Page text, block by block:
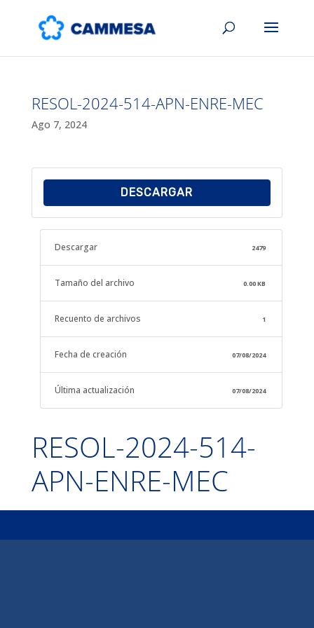
RESOL-2024-514-APN-ENRE-MEC
Ago 7, 2024
DESCARGAR
Descargar 2479
Tamaño del archivo 0.00 KB
Recuento de archivos 1
Fecha de creación 07/08/2024
Última actualización 07/08/2024
RESOL-2024-514-
APN-ENRE-MEC